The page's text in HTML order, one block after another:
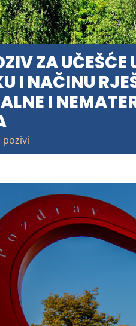
ZA
I NAČINU
I
pozivi